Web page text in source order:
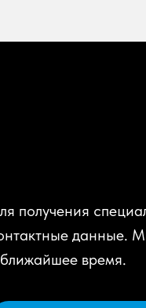
получения
данные.
время.